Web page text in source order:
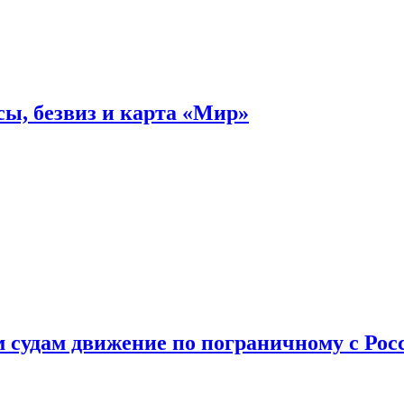
безвиз и карта «Мир»
движение по пограничному с